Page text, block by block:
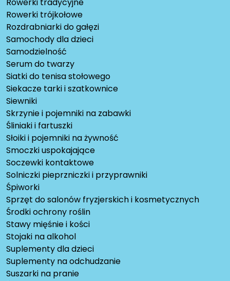
Rowerki tradycyjne
Rowerki trójkołowe
Rozdrabniarki do gałęzi
Samochody dla dzieci
Samodzielność
Serum do twarzy
Siatki do tenisa stołowego
Siekacze tarki i szatkownice
Siewniki
Skrzynie i pojemniki na zabawki
Śliniaki i fartuszki
Słoiki i pojemniki na żywność
Smoczki uspokajające
Soczewki kontaktowe
Solniczki pieprzniczki i przyprawniki
Śpiworki
Sprzęt do salonów fryzjerskich i kosmetycznych
Środki ochrony roślin
Stawy mięśnie i kości
Stojaki na alkohol
Suplementy dla dzieci
Suplementy na odchudzanie
Suszarki na pranie